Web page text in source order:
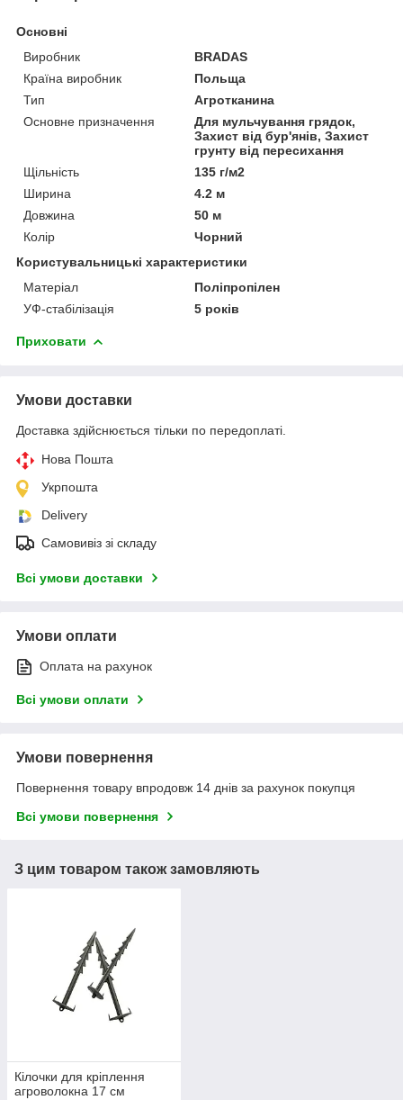
Основні
Виробник
BRADAS
Країна виробник
Польща
Тип
Агротканина
Основне призначення
Для мульчування грядок,
Захист від бур'янів, Захист
грунту від пересихання
Щільність
135 г/м2
Ширина
4.2 м
Довжина
50 м
Колір
Чорний
Користувальницькі характеристики
Матеріал
Поліпропілен
УФ-стабілізація
5 років
Приховати
Умови доставки
Доставка здійснюється тільки по передоплаті.
Нова Пошта
Укрпошта
Delivery
Самовивіз зі складу
Всі умови доставки
Умови оплати
Оплата на рахунок
Всі умови оплати
Умови повернення
Повернення товару впродовж 14 днів за рахунок покупця
Всі умови повернення
З цим товаром також замовляють
Кілочки для кріплення
агроволокна 17 см